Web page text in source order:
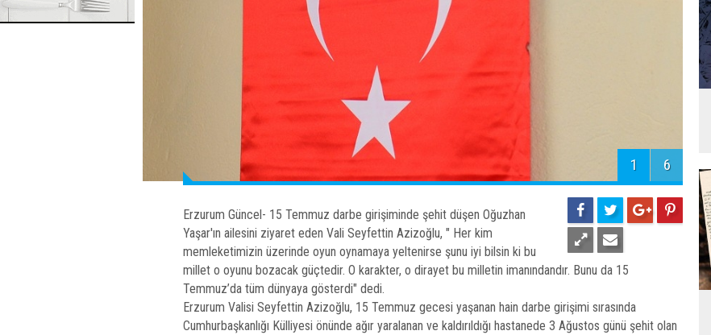
1 6
Erzurum Güncel- 15 Temmuz darbe girişiminde şehit düşen Oğuzhan
Yaşar'ın ailesini ziyaret eden Vali Seyfettin Azizoğlu, " Her kim
memleketimizin üzerinde oyun oynamaya yeltenirse şunu iyi bilsin ki bu
millet o oyunu bozacak güçtedir. O karakter, o dirayet bu milletin imanındandır. Bunu da 15
Temmuz’da tüm dünyaya gösterdi" dedi.
Erzurum Valisi Seyfettin Azizoğlu, 15 Temmuz gecesi yaşanan hain darbe girişimi sırasında
Cumhurbaşkanlığı Külliyesi önünde ağır yaralanan ve kaldırıldığı hastanede 3 Ağustos günü şehit olan